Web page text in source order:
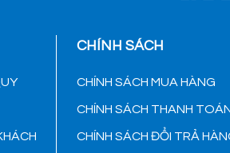
CHÍNH SÁCH
CHÍNH SÁCH MUA HÀNG
CHÍNH SÁCH THANH
CHÍNH SÁCH ĐỔI TRẢ